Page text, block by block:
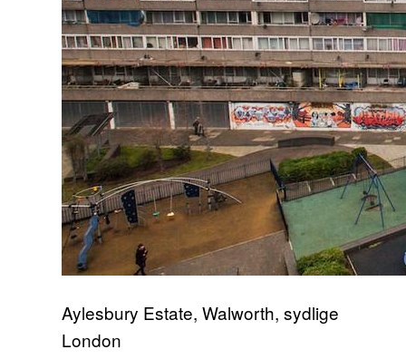
Aylesbury Estate, Walworth, sydlige
London